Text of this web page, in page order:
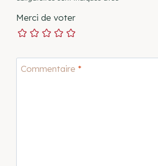
Merci de voter
Commentaire *